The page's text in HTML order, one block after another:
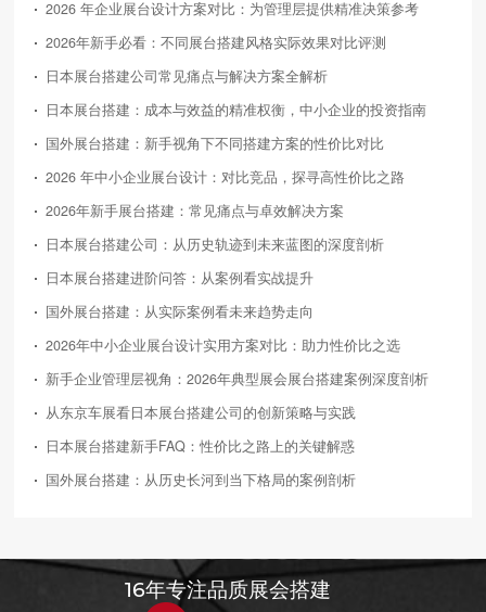
2026 年企业展台设计方案对比：为管理层提供精准决策参考
2026年新手必看：不同展台搭建风格实际效果对比评测
日本展台搭建公司常见痛点与解决方案全解析
日本展台搭建：成本与效益的精准权衡，中小企业的投资指南
国外展台搭建：新手视角下不同搭建方案的性价比对比
2026 年中小企业展台设计：对比竞品，探寻高性价比之路
2026年新手展台搭建：常见痛点与卓效解决方案
日本展台搭建公司：从历史轨迹到未来蓝图的深度剖析
日本展台搭建进阶问答：从案例看实战提升
国外展台搭建：从实际案例看未来趋势走向
2026年中小企业展台设计实用方案对比：助力性价比之选
新手企业管理层视角：2026年典型展会展台搭建案例深度剖析
从东京车展看日本展台搭建公司的创新策略与实践
日本展台搭建新手FAQ：性价比之路上的关键解惑
国外展台搭建：从历史长河到当下格局的案例剖析
16年专注品质展会搭建